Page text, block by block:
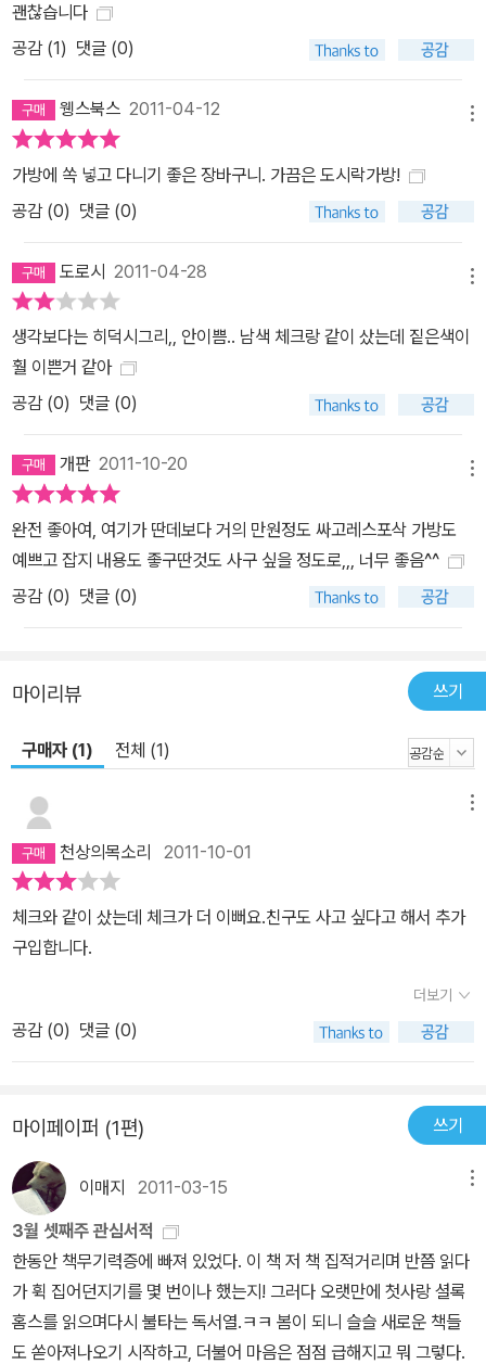
괜찮습니다
공감 (1) 댓글 (0)
웽스북스 2011-04-12
가방에 쏙 넣고 다니기 좋은 장바구니. 가끔은 도시락가방!
공감 (0) 댓글 (0)
도로시 2011-04-28
생각보다는 히덕시그리,, 안이쁨.. 남색 체크랑 같이 샀는데 짙은색이
훨 이쁜거 같아
공감 (0) 댓글 (0)
개판2011-10-20
완전 좋아여, 여기가 딴데보다 거의 만원정도 싸고레스포삭 가방도
예쁘고 잡지 내용도 좋구딴것도 사구 싶을 정도로,,, 너무 좋음^^
공감 (0) 댓글 (0)
마이리뷰 쓰기
구매자 (1) 전체 (1)
천상의목소리 2011-10-01
체크와 같이 샀는데 체크가 더 이뻐요.친구도 사고 싶다고 해서 추가
구입합니다.
더보기
공감 (0) 댓글 (0)
마이페이퍼 (1편) 쓰기
이매지 2011-03-15
3월 셋째주 관심서적
한동안 책무기력증에 빠져 있었다. 이 책 저 책 집적거리며 반쯤 읽다
가 휙 집어던지기를 몇 번이나 했는지! 그러다 오랫만에 첫사랑 셜록
홈스를 읽으며다시 불타는 독서열.ㅋㅋ 봄이 되니 슬슬 새로운 책들
도 쏟아져나오기 시작하고, 더불어 마음은 점점 급해지고 뭐 그렇다.